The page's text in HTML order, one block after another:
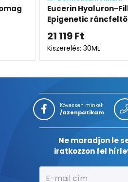
Eucerin Hyaluron-
Epigenetic
21 119Ft
Kiszerelés: 30ML
Kövessen minket
/azenpatikam
Ne maradjon le
iratkozzon fel